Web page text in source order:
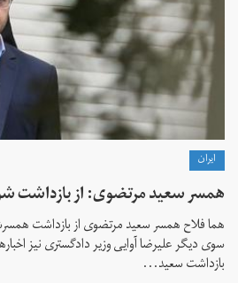
ايران
همسر سعید مرتضوی: از بازداشت
هما فلاح همسر سعید مرتضوی از بازداشت
سوی دیگر علیرضا آوایی وزیر دادگستری نیز
بازداشت سعید...